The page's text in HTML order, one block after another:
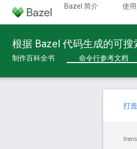
Bazel 简介 使
根据 Bazel 代码生成的可搜
制作百科全书 命令行参考文档
打